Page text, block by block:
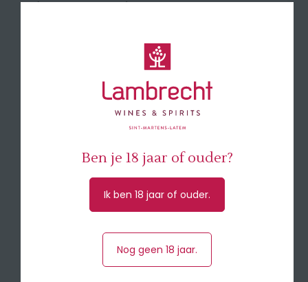
De klaring gebeurt met behulp van klei. Vlak
voor het bottelen wordt de wijn licht
Een Sancerre met veel aroma’s, bloemig,
smaak is soepel, fris en knapperig met veel
🍽 Serveer bij gravad lax, ceviche van
Ben je 18 jaar of ouder?
Ik ben 18 jaar of ouder.
Nog geen 18 jaar.